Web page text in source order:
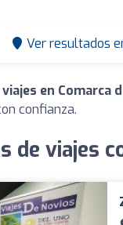
Ver resultados
en Comarca
confianza.
de viajes